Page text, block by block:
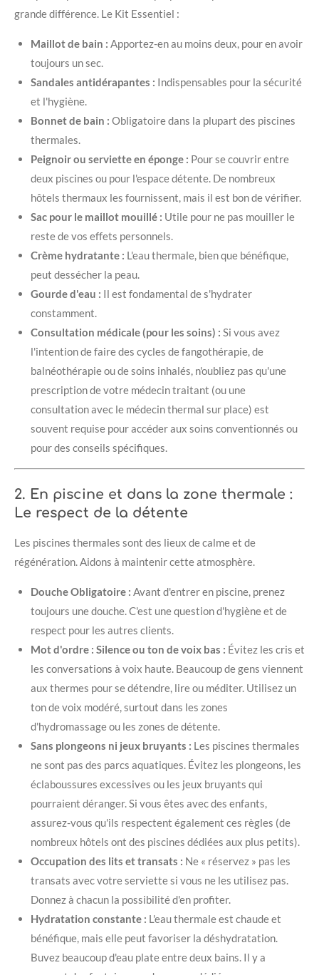
grande différence. Le Kit Essentiel :
Maillot de bain : Apportez-en au moins deux, pour en avoir
toujours un sec.
Sandales antidérapantes : Indispensables pour la sécurité
et l'hygiène.
Bonnet de bain : Obligatoire dans la plupart des piscines
thermales.
Peignoir ou serviette en éponge : Pour se couvrir entre
deux piscines ou pour l'espace détente. De nombreux
hôtels thermaux les fournissent, mais il est bon de vérifier.
Sac pour le maillot mouillé : Utile pour ne pas mouiller le
reste de vos effets personnels.
Crème hydratante : L'eau thermale, bien que bénéfique,
peut dessécher la peau.
Gourde d'eau : Il est fondamental de s'hydrater
constamment.
Consultation médicale (pour les soins) : Si vous avez
l'intention de faire des cycles de fangothérapie, de
balnéothérapie ou de soins inhalés, n'oubliez pas qu'une
prescription de votre médecin traitant (ou une
consultation avec le médecin thermal sur place) est
souvent requise pour accéder aux soins conventionnés ou
pour des conseils spécifiques.
2. En piscine et dans la zone thermale :
Le respect de la détente
Les piscines thermales sont des lieux de calme et de
régénération. Aidons à maintenir cette atmosphère.
Douche Obligatoire : Avant d'entrer en piscine, prenez
toujours une douche. C'est une question d'hygiène et de
respect pour les autres clients.
Mot d'ordre : Silence ou ton de voix bas : Évitez les cris et
les conversations à voix haute. Beaucoup de gens viennent
aux thermes pour se détendre, lire ou méditer. Utilisez un
ton de voix modéré, surtout dans les zones
d'hydromassage ou les zones de détente.
Sans plongeons ni jeux bruyants : Les piscines thermales
ne sont pas des parcs aquatiques. Évitez les plongeons, les
éclaboussures excessives ou les jeux bruyants qui
pourraient déranger. Si vous êtes avec des enfants,
assurez-vous qu'ils respectent également ces règles (de
nombreux hôtels ont des piscines dédiées aux plus petits).
Occupation des lits et transats : Ne « réservez » pas les
transats avec votre serviette si vous ne les utilisez pas.
Donnez à chacun la possibilité d'en profiter.
Hydratation constante : L'eau thermale est chaude et
bénéfique, mais elle peut favoriser la déshydratation.
Buvez beaucoup d'eau plate entre deux bains. Il y a